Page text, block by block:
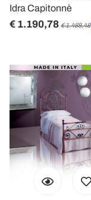
Idra Capitonnè
€ 1.190,78 € 1.488,48